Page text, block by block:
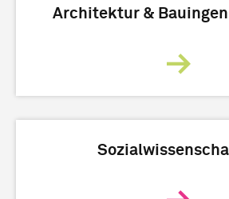
Architektur &